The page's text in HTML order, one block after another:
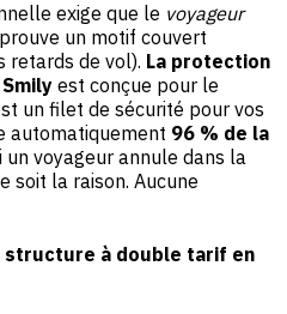
exige que le voyageur
un motif couvert
retards de vol). La protection
est conçue pour le
un filet de sécurité pour vos
automatiquement 96 % de la
un voyageur annule dans la
soit la raison. Aucune
structure à double tarif en